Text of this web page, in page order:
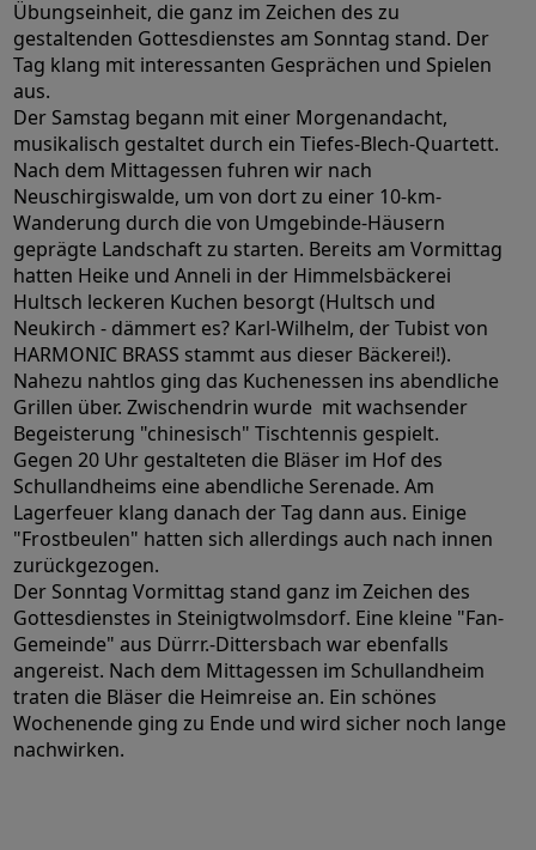
Übungseinheit, die ganz im Zeichen des zu
gestaltenden Gottesdienstes am Sonntag stand. Der
Tag klang mit interessanten Gesprächen und Spielen
aus.
Der Samstag begann mit einer Morgenandacht,
musikalisch gestaltet durch ein Tiefes-Blech-Quartett.
Nach dem Mittagessen fuhren wir nach
Neuschirgiswalde, um von dort zu einer 10-km-
Wanderung durch die von Umgebinde-Häusern
geprägte Landschaft zu starten. Bereits am Vormittag
hatten Heike und Anneli in der Himmelsbäckerei
Hultsch leckeren Kuchen besorgt (Hultsch und
Neukirch - dämmert es? Karl-Wilhelm, der Tubist von
HARMONIC BRASS stammt aus dieser Bäckerei!).
Nahezu nahtlos ging das Kuchenessen ins abendliche
Grillen über. Zwischendrin wurde mit wachsender
Begeisterung "chinesisch" Tischtennis gespielt.
Gegen 20 Uhr gestalteten die Bläser im Hof des
Schullandheims eine abendliche Serenade. Am
Lagerfeuer klang danach der Tag dann aus. Einige
"Frostbeulen" hatten sich allerdings auch nach innen
zurückgezogen.
Der Sonntag Vormittag stand ganz im Zeichen des
Gottesdienstes in Steinigtwolmsdorf. Eine kleine "Fan-
Gemeinde" aus Dürrr.-Dittersbach war ebenfalls
angereist. Nach dem Mittagessen im Schullandheim
traten die Bläser die Heimreise an. Ein schönes
Wochenende ging zu Ende und wird sicher noch lange
nachwirken.